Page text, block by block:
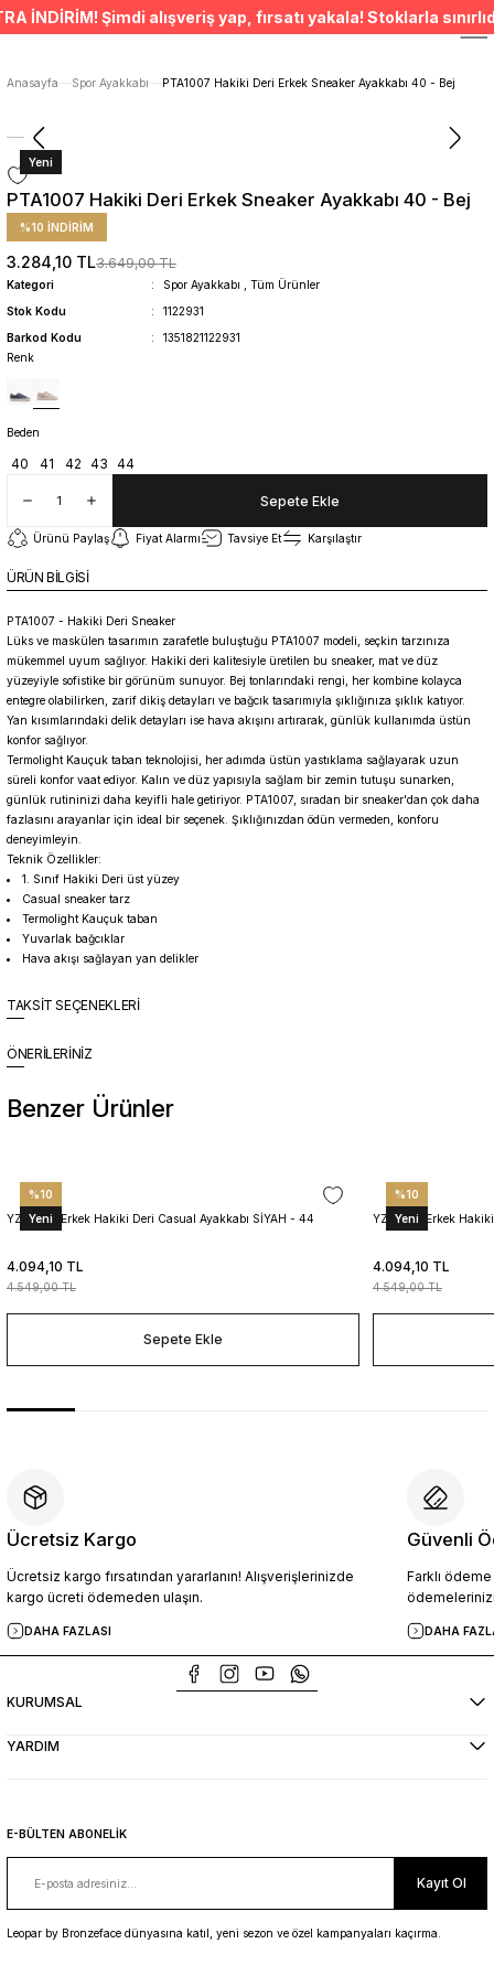
Şimdi alışveriş yap, fırsatı yakala! Stoklarla
ÜCRETSİZ TESLİMAT İMKANI
SÜRDÜRÜLEBİLİR ÜRÜNLER
SÜRDÜRÜLEBİLİR ÜRÜNLER
Anasayfa Spor Ayakkabı PTA1007 Hakiki Deri Erkek Sneaker Ayakkabı 40 - Bej
Yeni
PTA1007 Hakiki Deri Erkek Sneaker Ayakkabı 40 - Bej
%10 İNDİRİM
3.284,10 TL3.649,00 TL
Kategori Spor Ayakkabı
Tüm Ürünler
Stok Kodu
1122931
Barkod Kodu
1351821122931
Renk
Beden
40 41 42 43 44
Sepete Ekle
Ürünü Paylaş Fiyat Alarmı Tavsiye Et Karşılaştır
ÜRÜN BİLGİSİ
PTA1007 - Hakiki Deri Sneaker
Lüks ve maskülen tasarımın zarafetle buluştuğu PTA1007 modeli, seçkin tarzınıza
mükemmel uyum sağlıyor. Hakiki deri kalitesiyle üretilen bu sneaker, mat ve düz
yüzeyiyle sofistike bir görünüm sunuyor. Bej tonlarındaki rengi, her kombine kolayca
entegre olabilirken, zarif dikiş detayları ve bağcık tasarımıyla şıklığınıza şıklık katıyor.
Yan kısımlarındaki delik detayları ise hava akışını artırarak, günlük kullanımda üstün
konfor sağlıyor.
Termolight Kauçuk taban teknolojisi, her adımda üstün yastıklama sağlayarak uzun
süreli konfor vaat ediyor. Kalın ve düz yapısıyla sağlam bir zemin tutuşu sunarken,
günlük rutininizi daha keyifli hale getiriyor. PTA1007, sıradan bir sneaker'dan çok daha
fazlasını arayanlar için ideal bir seçenek. Şıklığınızdan ödün vermeden, konforu
deneyimleyin.
Teknik Özellikler:
1. Sınıf Hakiki Deri üst yüzey
Casual sneaker tarz
Termolight Kauçuk taban
Yuvarlak bağcıklar
Hava akışı sağlayan yan delikler
TAKSİT SEÇENEKLERİ
ÖNERİLERİNİZ
Benzer Ürünler
%10
Yeni
YZN1026 Erkek Hakiki Deri Casual Ayakkabı SİYAH - 44
4.094,10 TL
4.549,00 TL
Sepete Ekle
%10
Yeni
YZN1025 Erkek
4.094,10 TL
4.549,00 TL
Ücretsiz Kargo
Ücretsiz kargo fırsatından yararlanın! Alışverişlerinizde
kargo ücreti ödemeden ulaşın.
DAHA FAZLASI
Güvenli
Farklı
DAHA
KURUMSAL
YARDIM
E-BÜLTEN ABONELİK
Kayıt Ol
Leopar by Bronzeface dünyasına katıl, yeni sezon ve özel kampanyaları kaçırma.